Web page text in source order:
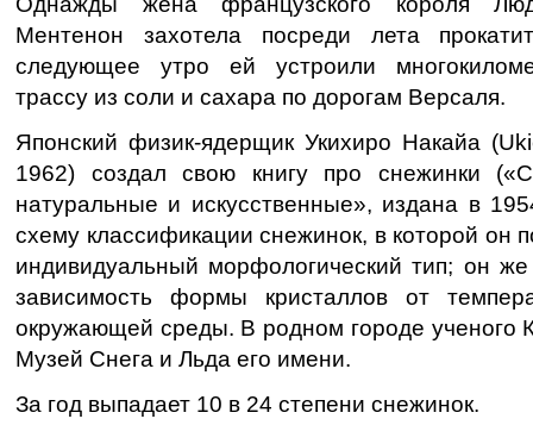
Ментенон захотела посреди лета
следующее утро ей устроили
трассу из соли и сахара по дорогам Версаля.
Японский физик-ядерщик Укихиро Накайа
1962) создал свою книгу про снежинки
натуральные и искусственные», издана в
схему классификации снежинок, в которой он
индивидуальный морфологический тип; он
зависимость формы кристаллов от
окружающей среды. В родном городе ученого
Музей Снега и Льда его имени.
За год выпадает 10 в 24 степени снежинок.